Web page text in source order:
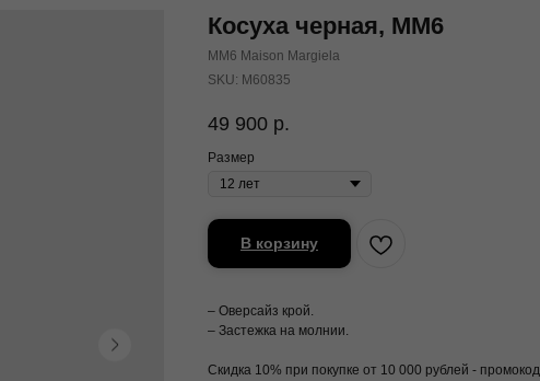
Косуха черная, MM6
MM6 Maison Margiela
SKU: M60835
49 900 р.
Размер
В корзину
– Оверсайз крой.
– Застежка на молнии.
Скидка 10% при покупке от 10 000 рублей -